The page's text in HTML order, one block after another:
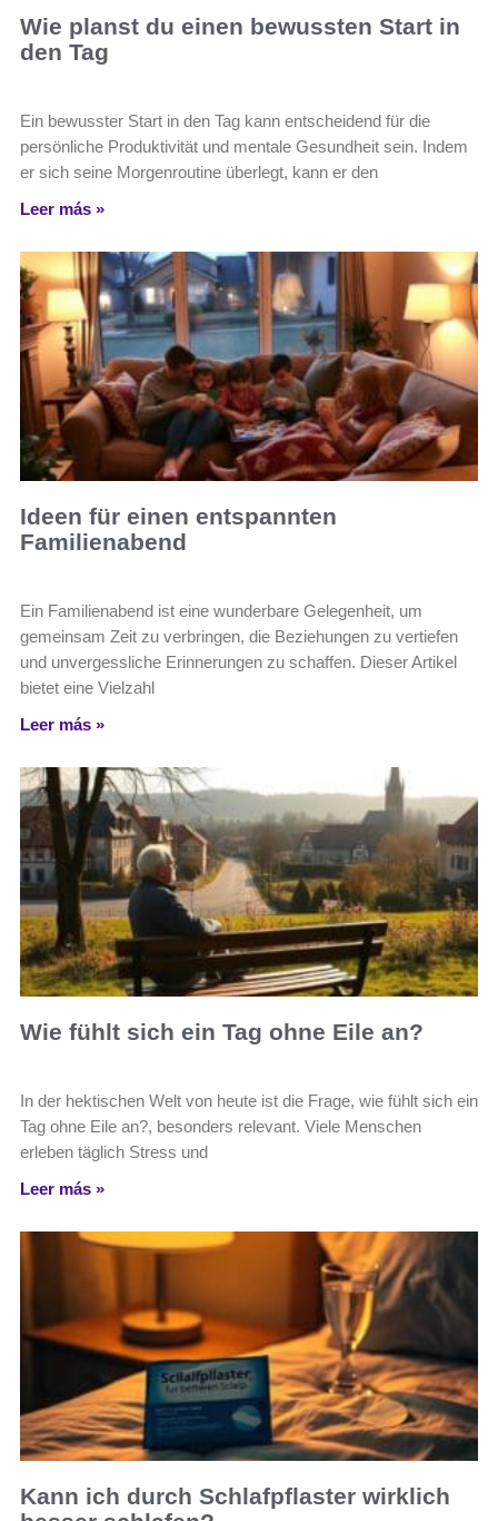
Wie planst du einen bewussten Start in
den Tag
Ein bewusster Start in den Tag kann entscheidend für die
persönliche Produktivität und mentale Gesundheit sein. Indem
er sich seine Morgenroutine überlegt, kann er den
Leer más »
Ideen für einen entspannten
Familienabend
Ein Familienabend ist eine wunderbare Gelegenheit, um
gemeinsam Zeit zu verbringen, die Beziehungen zu vertiefen
und unvergessliche Erinnerungen zu schaffen. Dieser Artikel
bietet eine Vielzahl
Leer más »
Wie fühlt sich ein Tag ohne Eile an?
In der hektischen Welt von heute ist die Frage, wie fühlt sich ein
Tag ohne Eile an?, besonders relevant. Viele Menschen
erleben täglich Stress und
Leer más »
Kann ich durch Schlafpflaster wirklich